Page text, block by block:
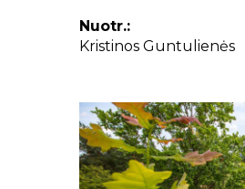
Nuotr.:
Kristinos Guntulienės